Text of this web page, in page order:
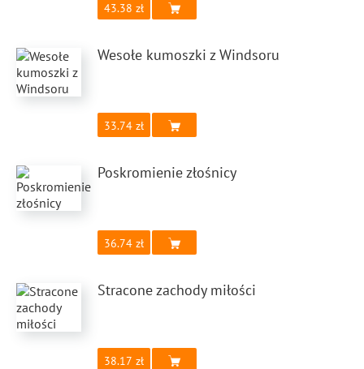
43.38
Wesołe kumoszki z Windsoru
33.74
Poskromienie złośnicy
36.74
Stracone zachody miłości
38.17